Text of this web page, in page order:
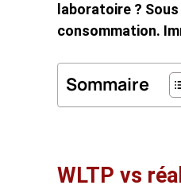
laboratoire ?
consommation.
Sommaire
WLTP vs